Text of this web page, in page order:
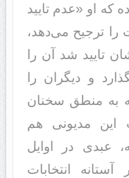
که او «عدم تایید
را ترجیح می‌دهد،
تایید شد آن را
و دیگران را
به منطق سخنان
این مدیونی هم
عبدی در اوایل
انتخابات